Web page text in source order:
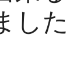
した